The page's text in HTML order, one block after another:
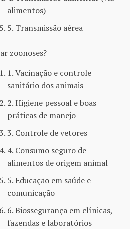
alimentos)
5. Transmissão aérea
zoonoses?
1. Vacinação e controle
sanitário dos animais
2. Higiene pessoal e boas
práticas de manejo
3. Controle de vetores
4. Consumo seguro de
alimentos de origem animal
5. Educação em saúde e
comunicação
6. Biossegurança em clínicas,
fazendas e laboratórios